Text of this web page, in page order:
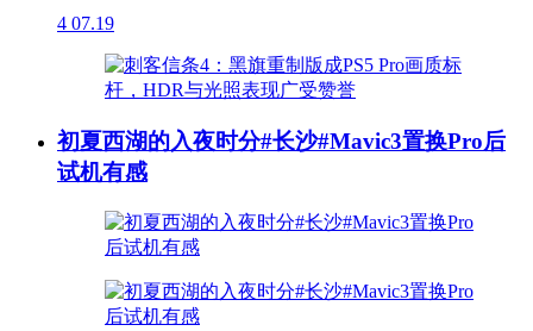
4 07.19
初夏西湖的入夜时分#长沙#Mavic3置换Pro后
试机有感